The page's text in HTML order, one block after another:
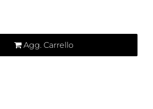
Agg. Carrello